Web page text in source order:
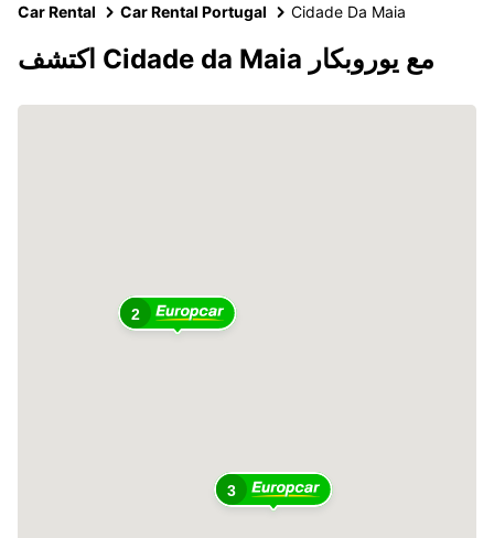
Car Rental Car Rental Portugal Cidade Da Maia
اكتشف Cidade da Maia مع يوروبكار
2
3